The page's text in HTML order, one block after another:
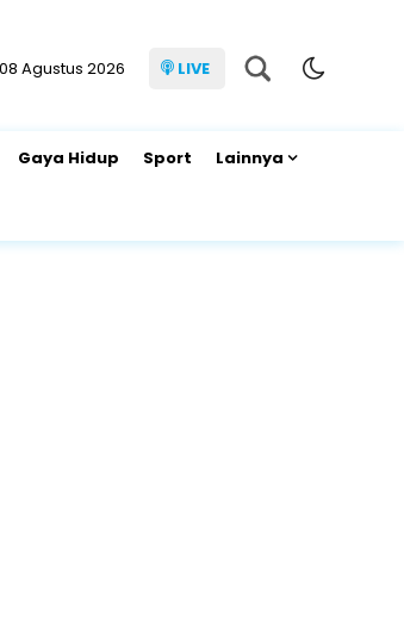
Agustus 2026 LIVE
Gaya Hidup Sport Lainnya